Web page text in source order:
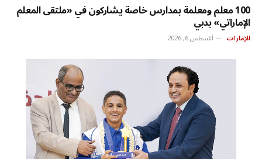
100 معلم ومعلمة بمدارس خاصة يشاركون في «ملتقى المعلم
الإماراتي» بدبي
الإمارات أغسطس 6, 2026